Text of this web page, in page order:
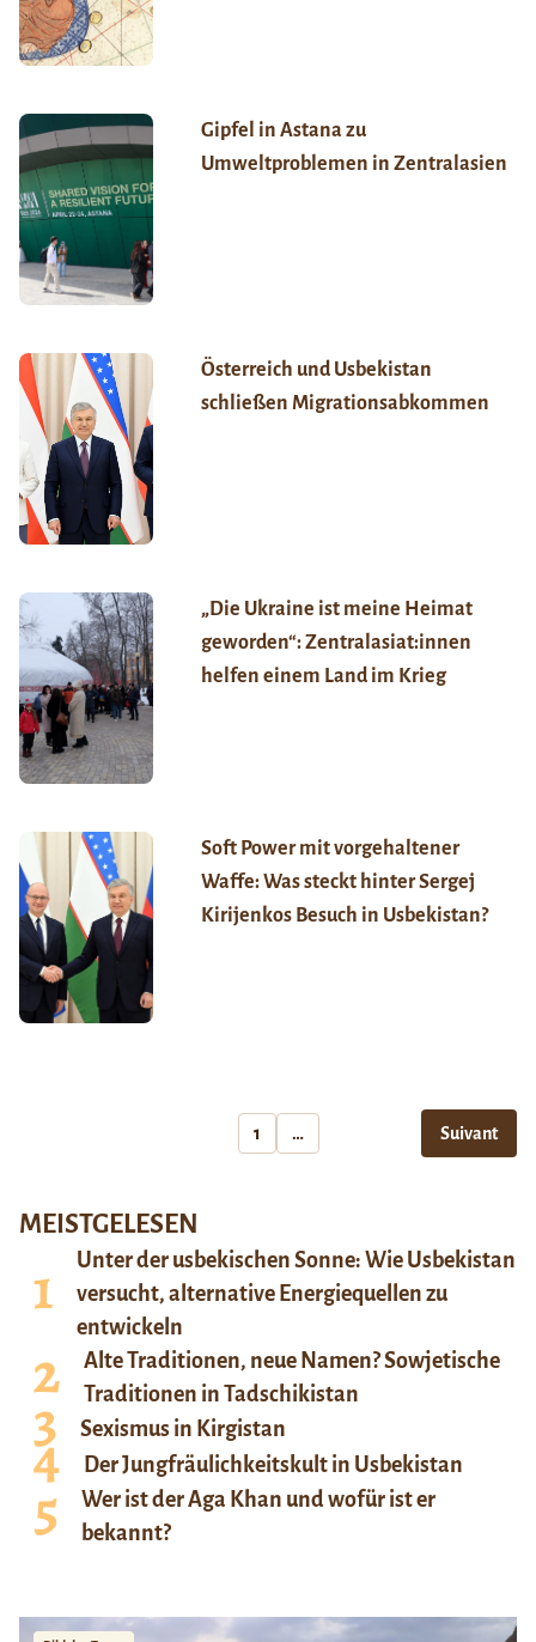
Gipfel in Astana zu
Umweltproblemen in Zentralasien
Österreich und Usbekistan
schließen Migrationsabkommen
„Die Ukraine ist meine Heimat
geworden“: Zentralasiat:innen
helfen einem Land im Krieg
Soft Power mit vorgehaltener
Waffe: Was steckt hinter Sergej
Kirijenkos Besuch in Usbekistan?
1 … Suivant
MEISTGELESEN
Unter der usbekischen Sonne: Wie Usbekistan
versucht, alternative Energiequellen zu
entwickeln
Alte Traditionen, neue Namen? Sowjetische
Traditionen in Tadschikistan
Sexismus in Kirgistan
Der Jungfräulichkeitskult in Usbekistan
Wer ist der Aga Khan und wofür ist er
bekannt?